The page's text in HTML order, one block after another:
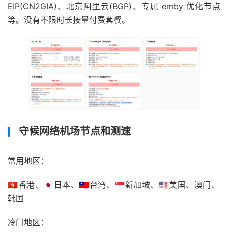
EIP(CN2GIA)、北京阿里云(BGP)、专属 emby 优化节点
等。没有不限时长按量付费套餐。
守候网络机场节点和测速
常用地区：
🇭🇰香港、🇯🇵日本、🇹🇼台湾、🇸🇬新加坡、🇺🇸美国、澳门、
韩国
冷门地区：